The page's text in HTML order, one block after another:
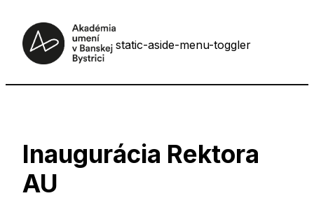
static-aside-menu-toggler
Inaugurácia Rektora
AU